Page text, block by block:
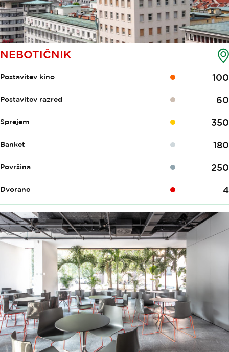
NEBOTIČNIK
Postavitev kino 100
Postavitev razred 60
Sprejem 350
Banket 180
Površina 250
Dvorane 4